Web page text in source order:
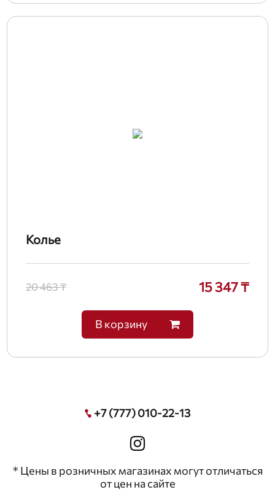
Колье
20 463 ₸ 15 347 ₸
В корзину
+7 (777) 010-22-13
* Цены в розничных магазинах могут отличаться
от цен на сайте